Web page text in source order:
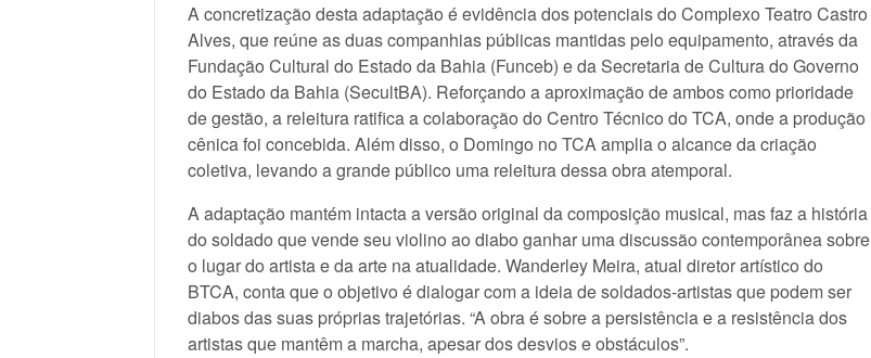
A concretização desta adaptação é evidência dos potenciais do Complexo Teatro Castro
Alves, que reúne as duas companhias públicas mantidas pelo equipamento, através da
Fundação Cultural do Estado da Bahia (Funceb) e da Secretaria de Cultura do Governo
do Estado da Bahia (SecultBA). Reforçando a aproximação de ambos como prioridade
de gestão, a releitura ratifica a colaboração do Centro Técnico do TCA, onde a produção
cênica foi concebida. Além disso, o Domingo no TCA amplia o alcance da criação
coletiva, levando a grande público uma releitura dessa obra atemporal.
A adaptação mantém intacta a versão original da composição musical, mas faz a história
do soldado que vende seu violino ao diabo ganhar uma discussão contemporânea sobre
o lugar do artista e da arte na atualidade. Wanderley Meira, atual diretor artístico do
BTCA, conta que o objetivo é dialogar com a ideia de soldados-artistas que podem ser
diabos das suas próprias trajetórias. “A obra é sobre a persistência e a resistência dos
artistas que mantêm a marcha, apesar dos desvios e obstáculos”.